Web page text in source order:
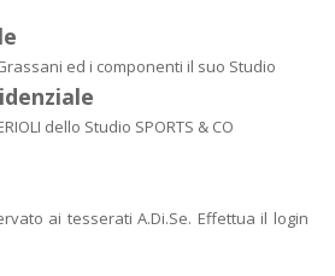
ed i componenti il suo Studio
dello Studio SPORTS & CO
ai tesserati A.Di.Se. Effettua il login